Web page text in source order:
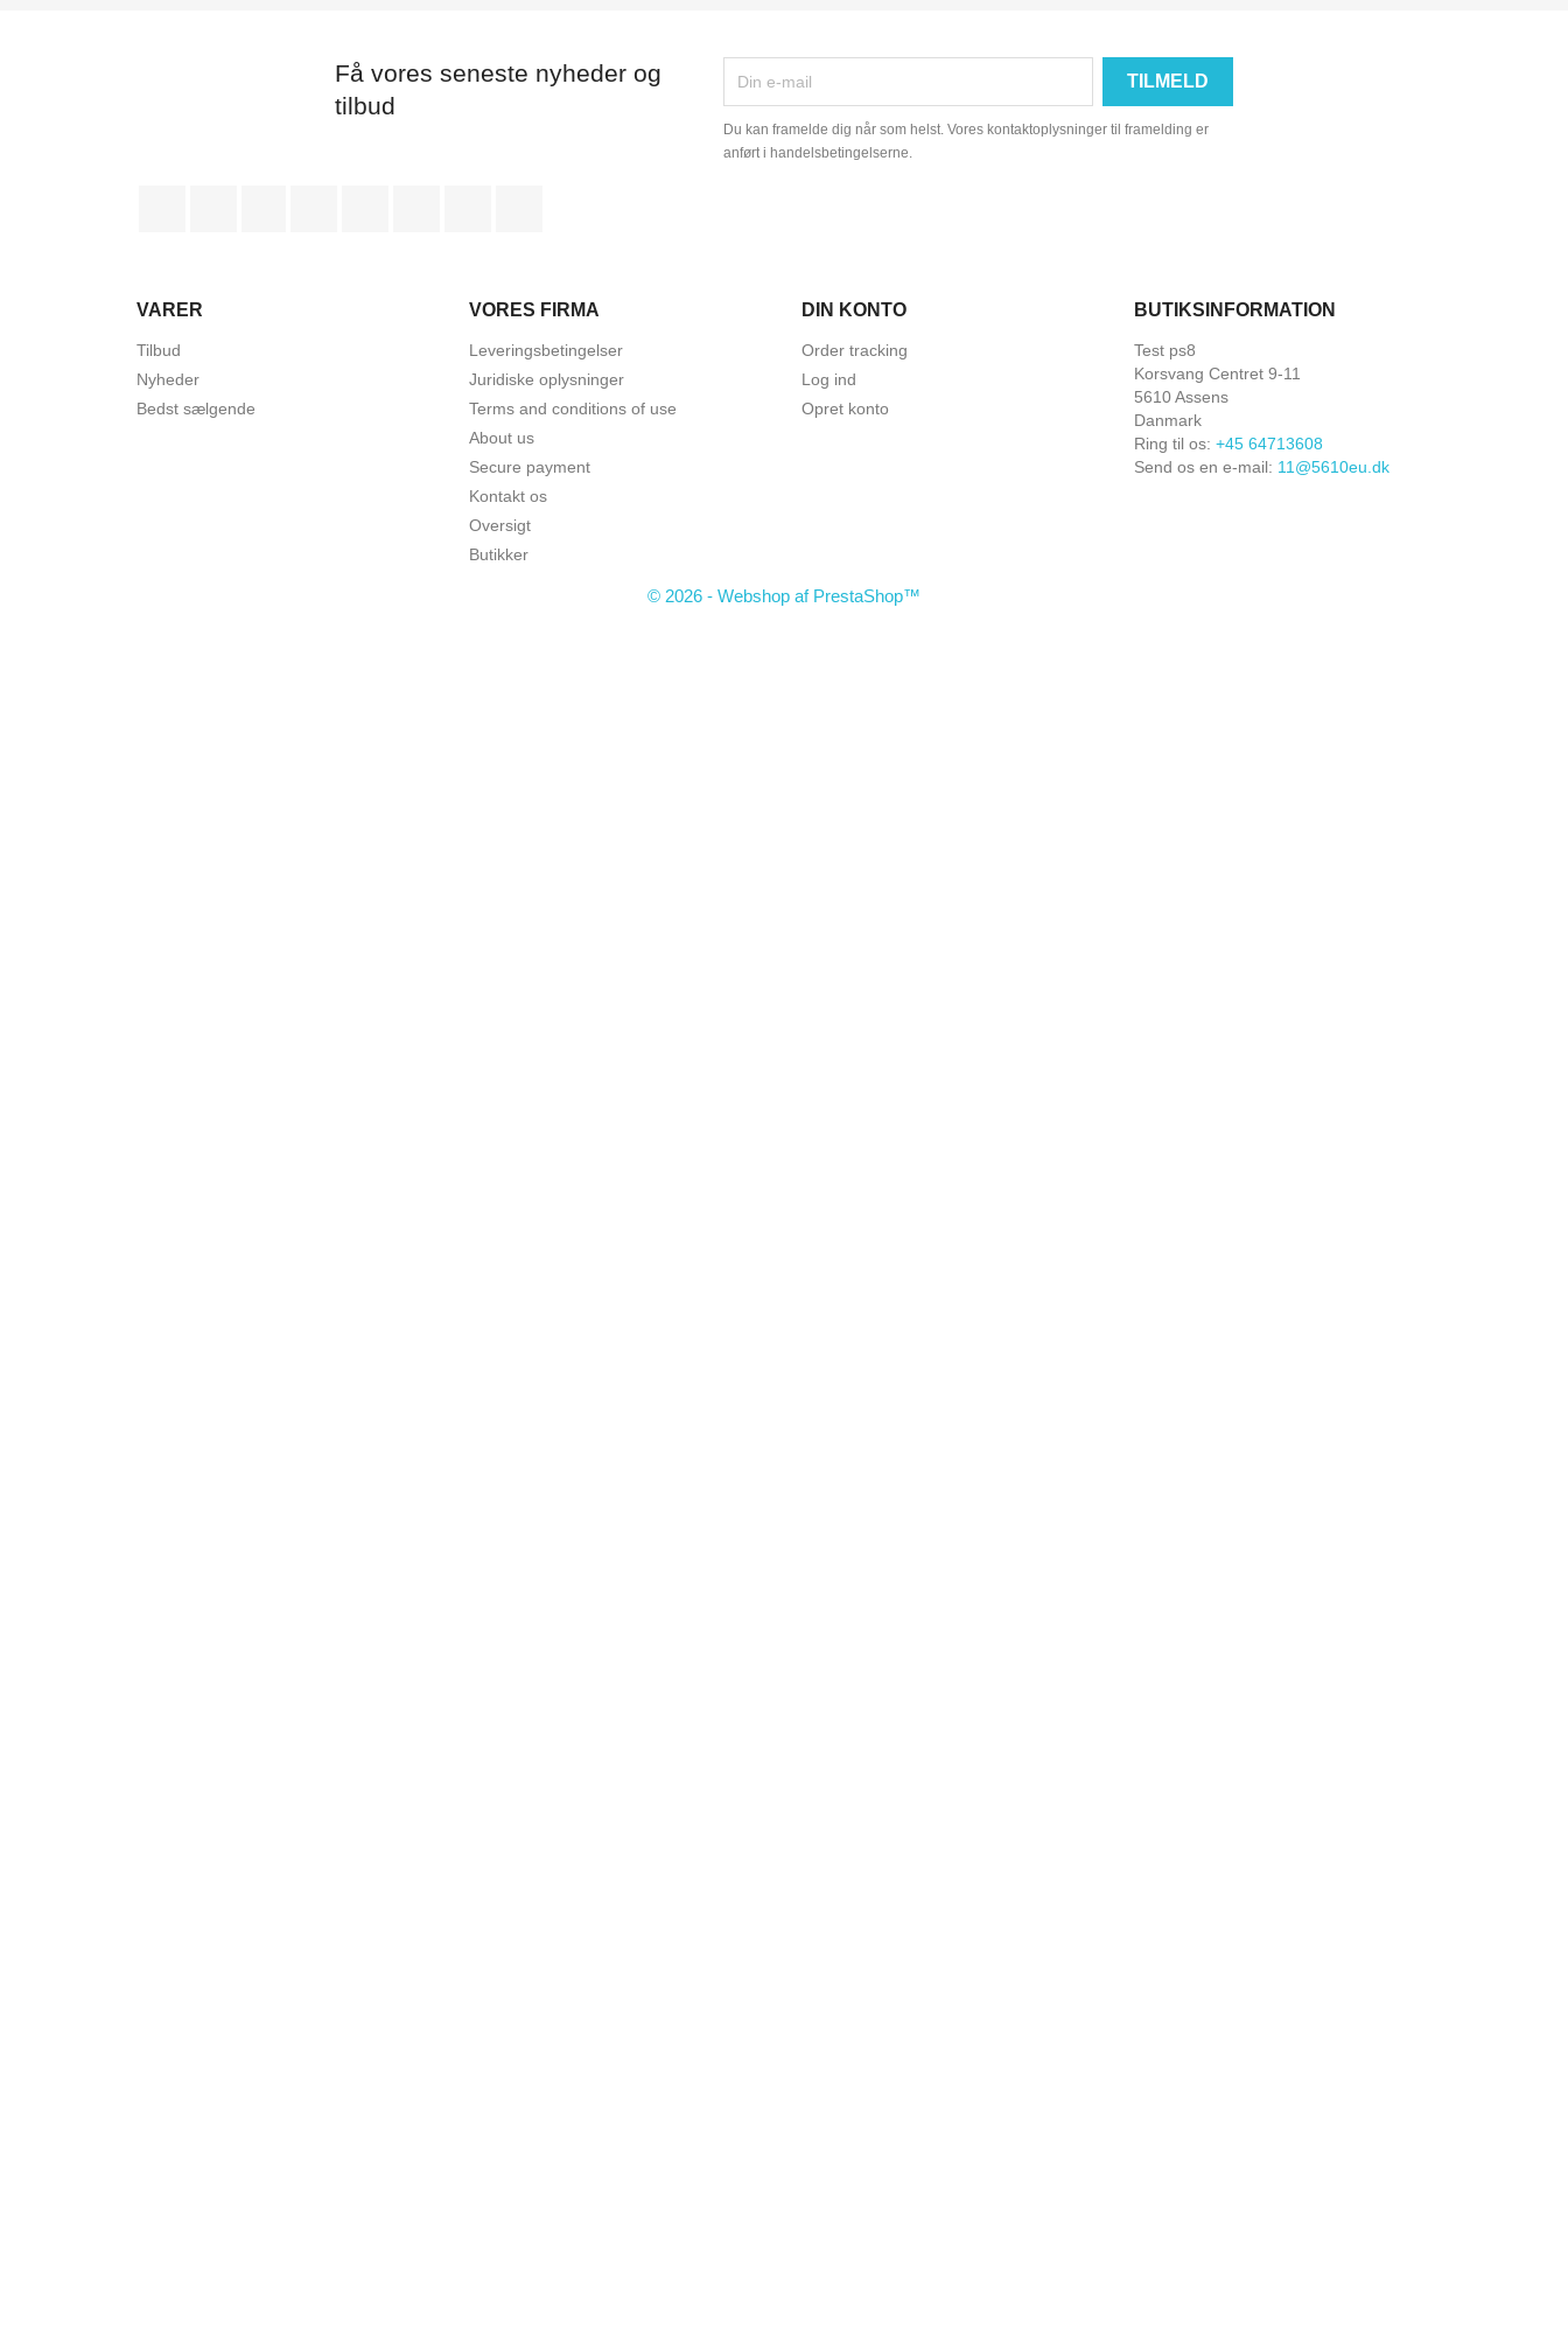
Få vores seneste nyheder og
tilbud
Du kan framelde dig når som helst. Vores kontaktoplysninger til framelding er
anført i handelsbetingelserne.
VARER
Tilbud
Nyheder
Bedst sælgende
VORES FIRMA
Leveringsbetingelser
Juridiske oplysninger
Terms and conditions of use
About us
Secure payment
Kontakt os
Oversigt
Butikker
DIN KONTO
Order tracking
Log ind
Opret konto
BUTIKSINFORMATION
Test ps8
Korsvang Centret 9-11
5610 Assens
Danmark
Ring til os: +45 64713608
Send os en e-mail: 11@5610eu.dk
© 2026 - Webshop af PrestaShop™